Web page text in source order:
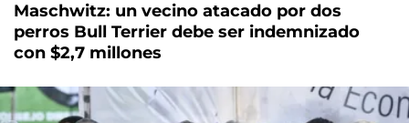
Maschwitz: un vecino atacado por dos
perros Bull Terrier debe ser indemnizado
con $2,7 millones